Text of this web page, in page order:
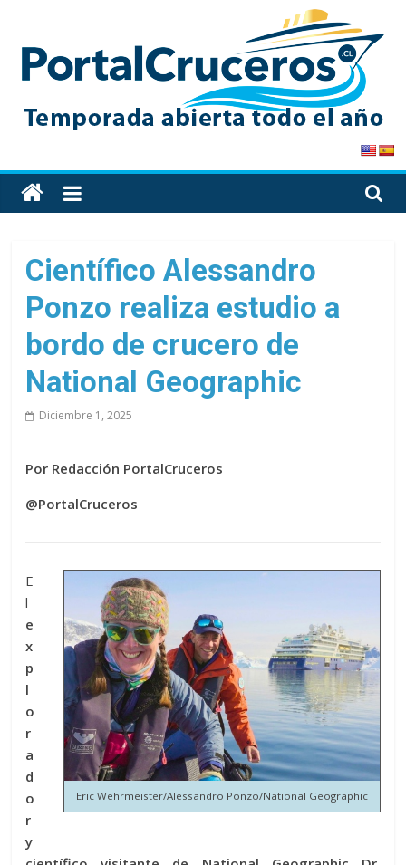
content
PortalCruceros
Toda
la
de
cruceros
en
un
solo
sitio
Científico Alessandro
Ponzo realiza estudio a
bordo de crucero de
National Geographic
Diciembre 1, 2025
Por Redacción PortalCruceros
@PortalCruceros
Eric Wehrmeister/Alessandro Ponzo/National Geographic
E
l
e
x
p
l
o
r
a
d
o
r
y